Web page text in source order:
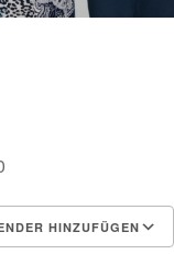
HINZUFÜGEN